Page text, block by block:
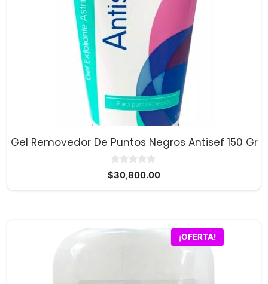
Gel Removedor De Puntos Negros Antisef 150 Gr
0
d
$30,800.00
¡OFERTA!